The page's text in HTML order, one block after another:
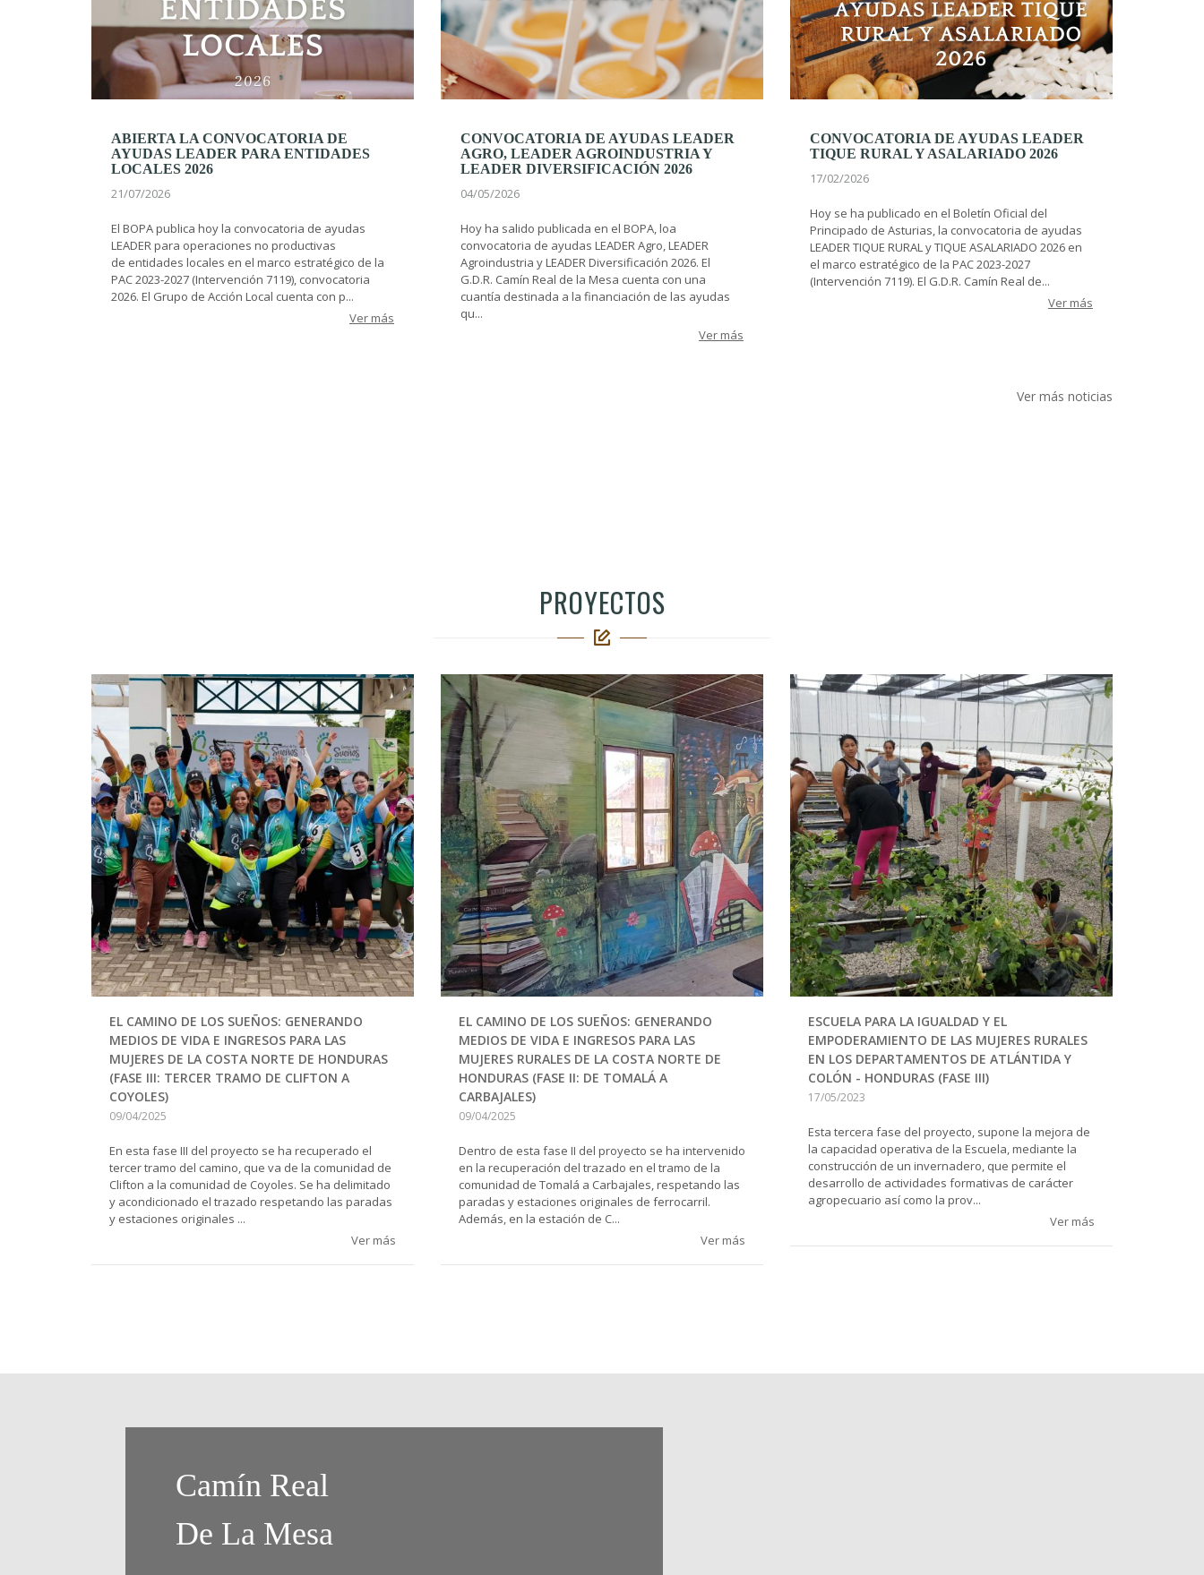
ABIERTA LA CONVOCATORIA DE
AYUDAS LEADER PARA ENTIDADES
LOCALES 2026
21/07/2026
El BOPA publica hoy la convocatoria de ayudas
LEADER para operaciones no productivas
de entidades locales en el marco estratégico de la
PAC 2023-2027 (Intervención 7119), convocatoria
2026. El Grupo de Acción Local cuenta con p...
Ver más
CONVOCATORIA DE AYUDAS LEADER
AGRO, LEADER AGROINDUSTRIA Y
LEADER DIVERSIFICACIÓN 2026
04/05/2026
Hoy ha salido publicada en el BOPA, loa
convocatoria de ayudas LEADER Agro, LEADER
Agroindustria y LEADER Diversificación 2026. El
G.D.R. Camín Real de la Mesa cuenta con una
cuantía destinada a la financiación de las ayudas
qu...
Ver más
CONVOCATORIA DE AYUDAS LEADER
TIQUE RURAL Y ASALARIADO 2026
17/02/2026
Hoy se ha publicado en el Boletín Oficial del
Principado de Asturias, la convocatoria de ayudas
LEADER TIQUE RURAL y TIQUE ASALARIADO 2026 en
el marco estratégico de la PAC 2023-2027
(Intervención 7119). El G.D.R. Camín Real de...
Ver más
Ver más noticias
PROYECTOS
EL CAMINO DE LOS SUEÑOS: GENERANDO
MEDIOS DE VIDA E INGRESOS PARA LAS
MUJERES DE LA COSTA NORTE DE HONDURAS
(FASE III: TERCER TRAMO DE CLIFTON A
COYOLES)
09/04/2025
En esta fase III del proyecto se ha recuperado el
tercer tramo del camino, que va de la comunidad de
Clifton a la comunidad de Coyoles. Se ha delimitado
y acondicionado el trazado respetando las paradas
y estaciones originales ...
Ver más
EL CAMINO DE LOS SUEÑOS: GENERANDO
MEDIOS DE VIDA E INGRESOS PARA LAS
MUJERES RURALES DE LA COSTA NORTE DE
HONDURAS (FASE II: DE TOMALÁ A
CARBAJALES)
09/04/2025
Dentro de esta fase II del proyecto se ha intervenido
en la recuperación del trazado en el tramo de la
comunidad de Tomalá a Carbajales, respetando las
paradas y estaciones originales de ferrocarril.
Además, en la estación de C...
Ver más
ESCUELA PARA LA IGUALDAD Y EL
EMPODERAMIENTO DE LAS MUJERES RURALES
EN LOS DEPARTAMENTOS DE ATLÁNTIDA Y
COLÓN - HONDURAS (FASE III)
17/05/2023
Esta tercera fase del proyecto, supone la mejora de
la capacidad operativa de la Escuela, mediante la
construcción de un invernadero, que permite el
desarrollo de actividades formativas de carácter
agropecuario así como la prov...
Ver más
Camín Real
De La Mesa